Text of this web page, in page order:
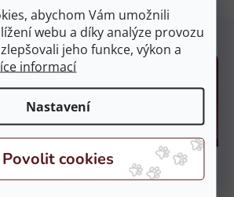
abychom Vám umožnili
webu a díky analýze provozu
jeho funkce, výkon a
informací
Nastavení
Kamenné prodejny